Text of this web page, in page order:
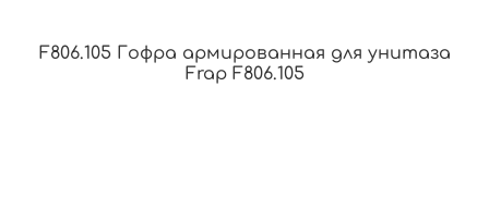
F806.105 Гофра армированная для унитаза
Frap F806.105